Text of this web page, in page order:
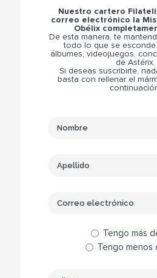
Nuestro cartero
correo electrónico la
Obélix
De esta manera, te
todo lo que se esconde
álbumes, videojuegos,
de Astérix.
Si deseas suscribirte,
basta con rellenar el
Tengo más
Tengo menos